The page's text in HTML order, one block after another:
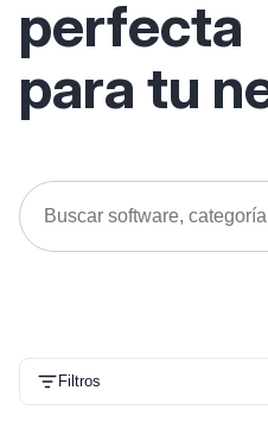
perfecta
para tu
Filtros